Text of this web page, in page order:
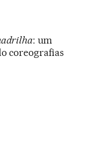
: um
coreografias